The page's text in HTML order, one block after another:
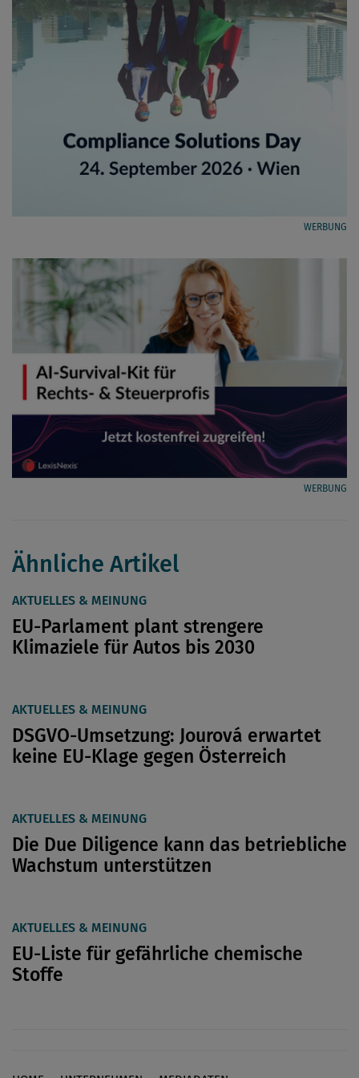
WERBUNG
WERBUNG
Ähnliche Artikel
AKTUELLES & MEINUNG
EU-Parlament plant strengere
Klimaziele für Autos bis 2030
AKTUELLES & MEINUNG
DSGVO-Umsetzung: Jourová erwartet
keine EU-Klage gegen Österreich
AKTUELLES & MEINUNG
Die Due Diligence kann das betriebliche
Wachstum unterstützen
AKTUELLES & MEINUNG
EU-Liste für gefährliche chemische
Stoffe